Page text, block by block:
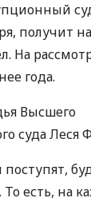
получит
На
года.
Высшего
суда Леся
То есть, на